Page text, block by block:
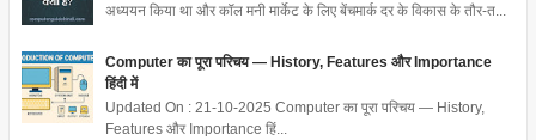
अध्ययन किया था और कॉल मनी मार्केट के लिए बेंचमार्क दर के विकास के तौर-त...
Computer का पूरा परिचय — History, Features और Importance
हिंदी में
Updated On : 21-10-2025 Computer का पूरा परिचय — History,
Features और Importance हिं...